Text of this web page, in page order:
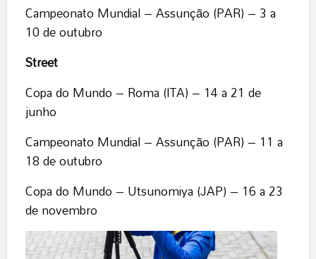
Campeonato Mundial – Assunção (PAR) – 3 a
10 de outubro
Street
Copa do Mundo – Roma (ITA) – 14 a 21 de
junho
Campeonato Mundial – Assunção (PAR) – 11 a
18 de outubro
Copa do Mundo – Utsunomiya (JAP) – 16 a 23
de novembro